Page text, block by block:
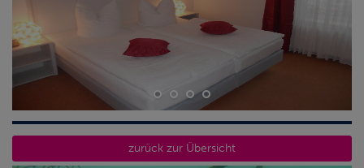
zurück zur Übersicht
FOTOS KULKI 2023